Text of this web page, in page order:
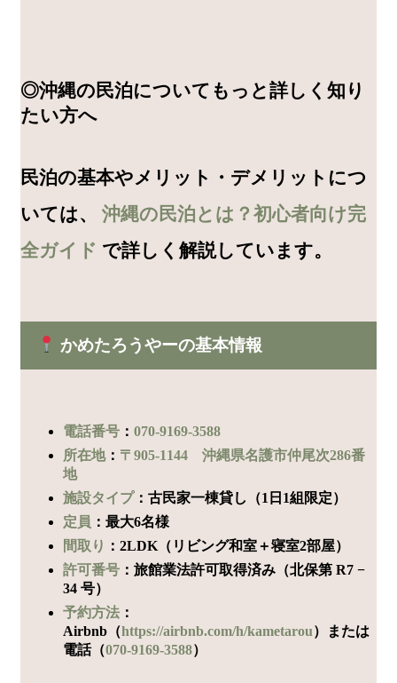
◎沖縄の民泊についてもっと詳しく知り
たい方へ
民泊の基本やメリット・デメリットにつ
いては、 沖縄の民泊とは？初心者向け完
全ガイド で詳しく解説しています。
かめたろうやーの基本情報
電話番号 ： 070-9169-3588
所在地： 〒905-1144 沖縄県名護市仲尾次286番
地
施設タイプ：古民家一棟貸し（1日1組限定）
定員 ：最大6名様
間取り ：2LDK（リビング和室＋寝室2部屋）
許可番号 ：旅館業法許可取得済み（北保第 R7 −
34 号）
予約方法 ：
Airbnb（https://airbnb.com/h/kametarou）または
電話（070-9169-3588）